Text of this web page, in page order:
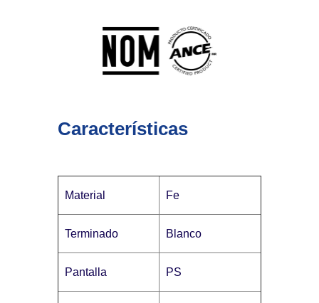
Características
Material Fe
Terminado Blanco
Pantalla PS